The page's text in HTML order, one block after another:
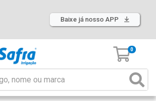
Baixe já nosso APP
0